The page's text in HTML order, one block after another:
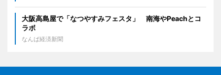
大阪高島屋で「なつやすみフェスタ」 南海やPeachとコ
ラボ
なんば経済新聞